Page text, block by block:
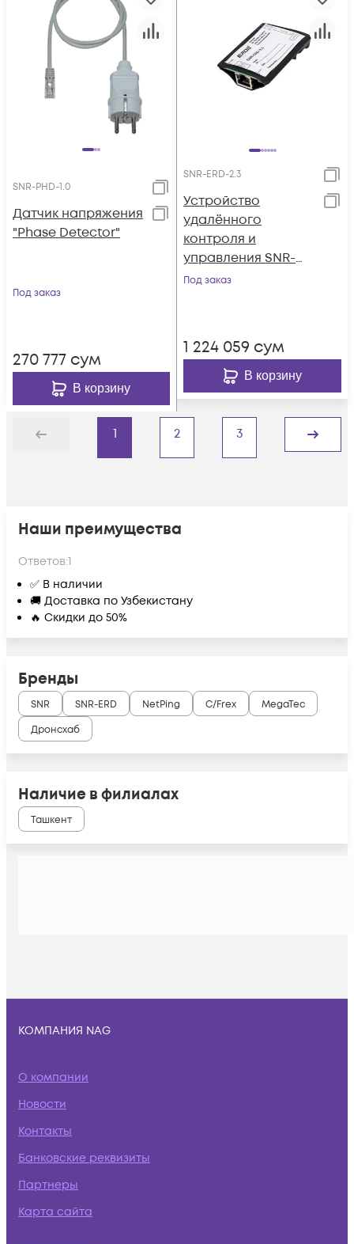
SNR-PHD-1.0
Датчик напряжения
"Phase Detector"
Под заказ
270 777 сум
В корзину
SNR-ERD-2.3
Устройство
удалённого
контроля и
управления SNR-
ERD-2.3
Под заказ
1 224 059 сум
В корзину
Назад
1 2 3
Дальше
Наши преимущества
Ответов:1
✅ В наличии
🚚 Доставка по Узбекистану
🔥 Скидки до 50%
Бренды
SNR SNR-ERD NetPing C/Frex
MegaTec
Дронсхаб
Наличие в филиалах
Ташкент
КОМПАНИЯ NAG
О компании
Новости
Контакты
Банковские реквизиты
Партнеры
Карта сайта